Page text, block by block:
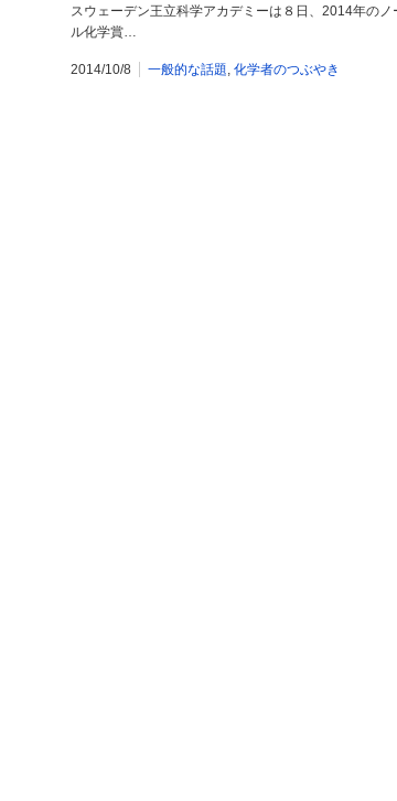
スウェーデン王立科学アカデミーは８日、2014年のノ
ル化学賞…
2014/10/8 一般的な話題, 化学者のつぶやき